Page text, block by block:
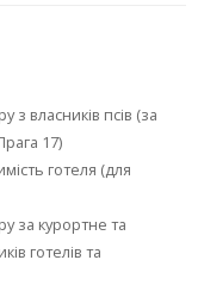
з власників псів (за
17)
готеля (для
за курортне та
готелів та